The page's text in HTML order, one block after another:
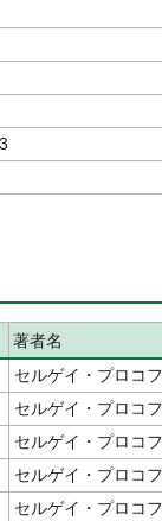
著者名
セルゲイ・プロコ
セルゲイ・プロコ
セルゲイ・プロコ
セルゲイ・プロコ
セルゲイ・プロコ